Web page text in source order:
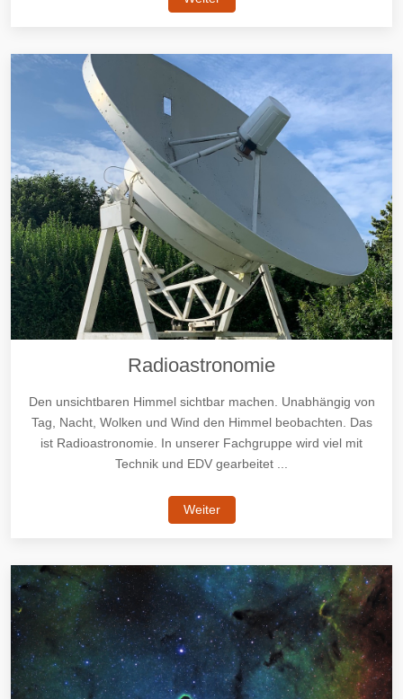
Radioastronomie
Den unsichtbaren Himmel sichtbar machen. Unabhängig von
Tag, Nacht, Wolken und Wind den Himmel beobachten. Das
ist Radioastronomie. In unserer Fachgruppe wird viel mit
Technik und EDV gearbeitet ...
Weiter